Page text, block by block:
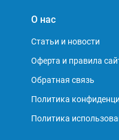
О нас
Статьи и новости
Оферта и правила
Обратная связь
Политика
Политика